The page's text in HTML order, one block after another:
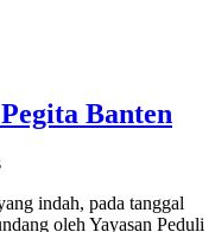
Banten
indah, pada tanggal
oleh Yayasan Peduli